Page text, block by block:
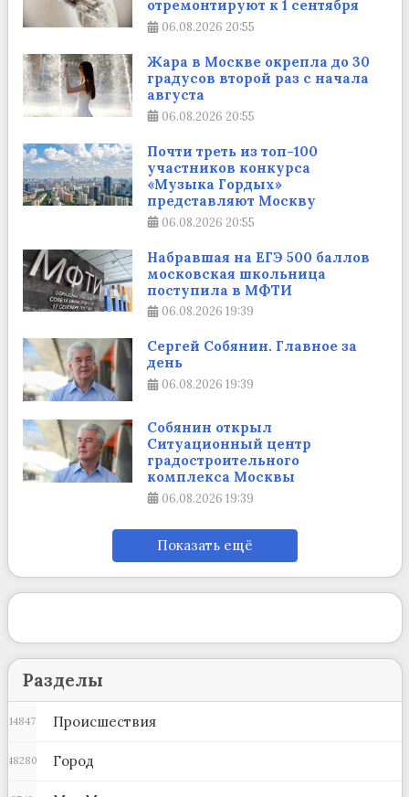
отремонтируют к 1 сентября
06.08.2026 20:55
Жара в Москве окрепла до 30
градусов второй раз с начала
августа
06.08.2026 20:55
Почти треть из топ-100
участников конкурса
«Музыка Гордых»
представляют Москву
06.08.2026 20:55
Набравшая на ЕГЭ 500 баллов
московская школьница
поступила в МФТИ
06.08.2026 19:39
Сергей Собянин. Главное за
день
06.08.2026 19:39
Собянин открыл
Ситуационный центр
градостроительного
комплекса Москвы
06.08.2026 19:39
Показать ещё
Разделы
Происшествия
14847
Город
48280